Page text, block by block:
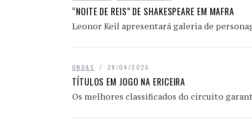
“NOITE DE REIS” DE SHAKESPEARE EM MAFRA
Leonor Keil apresentará galeria de
ONDAS 28/04/2026
TÍTULOS EM JOGO NA ERICEIRA
Os melhores classificados do circuito